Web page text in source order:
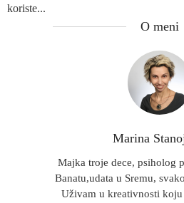
koriste...
O meni
Marina
Majka troje dece, psiholog
Banatu,udata u Sremu,
Uživam u kreativnosti